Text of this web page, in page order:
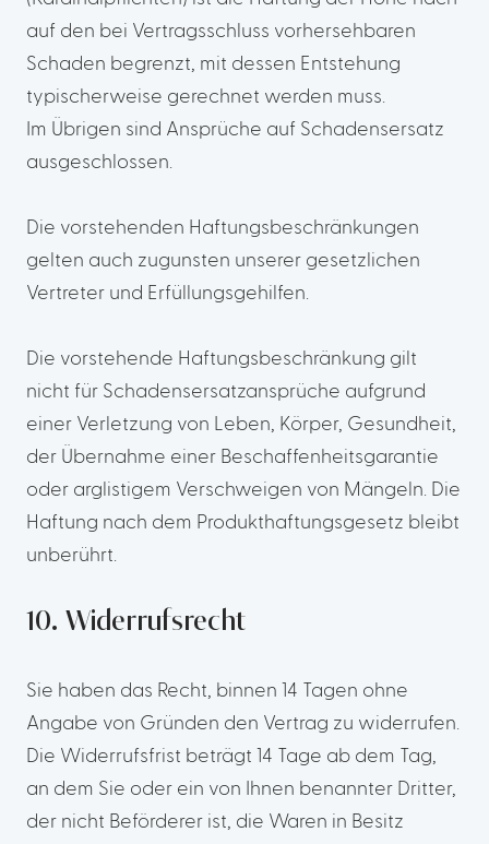
auf den bei Vertragsschluss vorhersehbaren
Schaden begrenzt, mit dessen Entstehung
typischerweise gerechnet werden muss.
Im Übrigen sind Ansprüche auf Schadensersatz
ausgeschlossen.
Die vorstehenden Haftungsbeschränkungen
gelten auch zugunsten unserer gesetzlichen
Vertreter und Erfüllungsgehilfen.
Die vorstehende Haftungsbeschränkung gilt
nicht für Schadensersatzansprüche aufgrund
einer Verletzung von Leben, Körper, Gesundheit,
der Übernahme einer Beschaffenheitsgarantie
oder arglistigem Verschweigen von Mängeln. Die
Haftung nach dem Produkthaftungsgesetz bleibt
unberührt.
10. Widerrufsrecht
Sie haben das Recht, binnen 14 Tagen ohne
Angabe von Gründen den Vertrag zu widerrufen.
Die Widerrufsfrist beträgt 14 Tage ab dem Tag,
an dem Sie oder ein von Ihnen benannter Dritter,
der nicht Beförderer ist, die Waren in Besitz